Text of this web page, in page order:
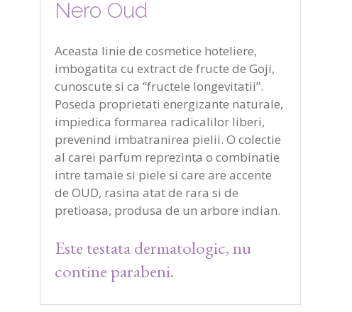
Nero Oud
Aceasta linie de cosmetice hoteliere,
imbogatita cu extract de fructe de Goji,
cunoscute si ca “fructele longevitatii”.
Poseda proprietati energizante naturale,
impiedica formarea radicalilor liberi,
prevenind imbatranirea pielii. O colectie
al carei parfum reprezinta o combinatie
intre tamaie si piele si care are accente
de OUD, rasina atat de rara si de
pretioasa, produsa de un arbore indian.
Este testata dermatologic, nu
contine parabeni.